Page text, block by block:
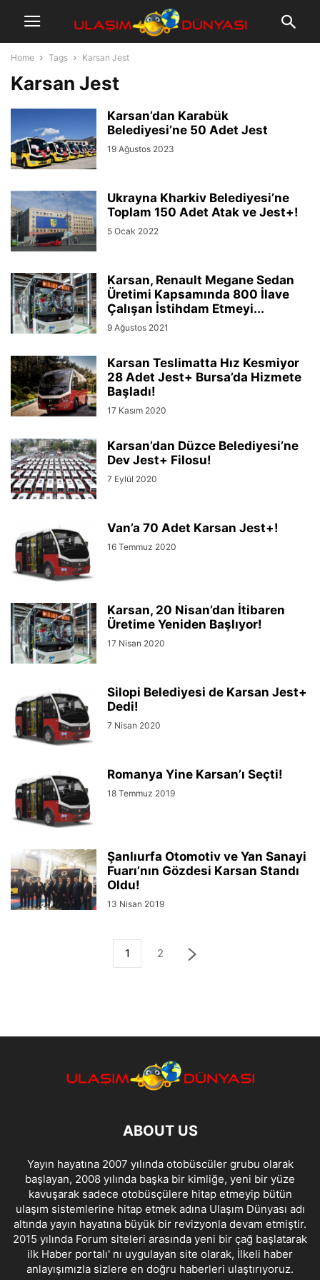
Home Tags Karsan Jest
Karsan Jest
Karsan’dan Karabük
Belediyesi’ne 50 Adet Jest
19 Ağustos 2023
Ukrayna Kharkiv Belediyesi’ne
Toplam 150 Adet Atak ve Jest+!
5 Ocak 2022
Karsan, Renault Megane Sedan
Üretimi Kapsamında 800 İlave
Çalışan İstihdam Etmeyi...
9 Ağustos 2021
Karsan Teslimatta Hız Kesmiyor
28 Adet Jest+ Bursa’da Hizmete
Başladı!
17 Kasım 2020
Karsan’dan Düzce Belediyesi’ne
Dev Jest+ Filosu!
7 Eylül 2020
Van’a 70 Adet Karsan Jest+!
16 Temmuz 2020
Karsan, 20 Nisan’dan İtibaren
Üretime Yeniden Başlıyor!
17 Nisan 2020
Silopi Belediyesi de Karsan Jest+
Dedi!
7 Nisan 2020
Romanya Yine Karsan’ı Seçti!
18 Temmuz 2019
Şanlıurfa Otomotiv ve Yan Sanayi
Fuarı’nın Gözdesi Karsan Standı
Oldu!
13 Nisan 2019
1 2
ABOUT US
Yayın hayatına 2007 yılında otobüscüler grubu olarak
başlayan, 2008 yılında başka bir kimliğe, yeni bir yüze
kavuşarak sadece otobüsçülere hitap etmeyip bütün
ulaşım sistemlerine hitap etmek adına Ulaşım Dünyası adı
altında yayın hayatına büyük bir revizyonla devam etmiştir.
2015 yılında Forum siteleri arasında yeni bir çağ başlatarak
ilk Haber portalı' nı uygulayan site olarak, İlkeli haber
anlayışımızla sizlere en doğru haberleri ulaştırıyoruz.